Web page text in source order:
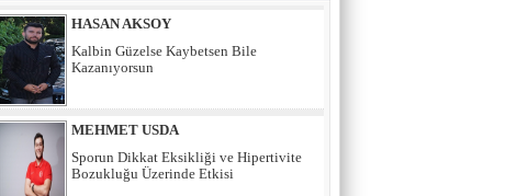
MEHMET USDA
Sporun Dikkat Eksikliği ve Hipertivite
BEYTULLAH YILDIRIM
Esenler Tarihi Su Yapıları Litros Su Terazisi